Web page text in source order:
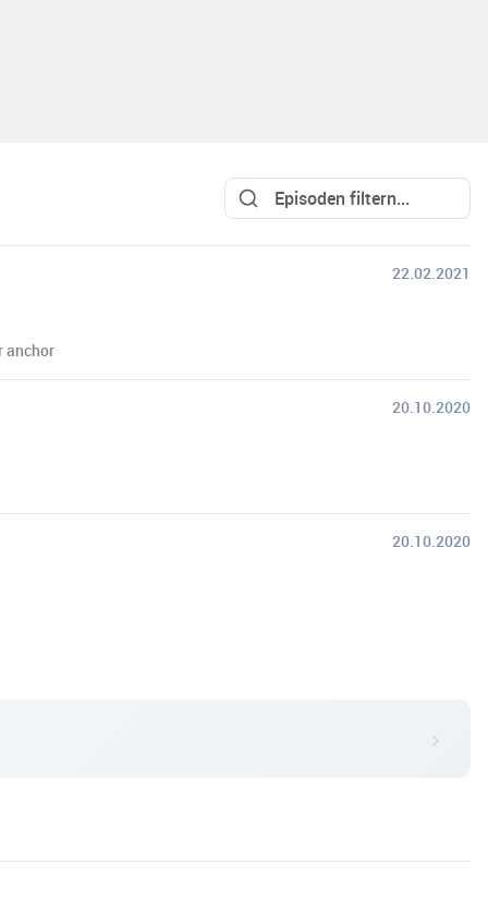
22.02.2021
anchor
20.10.2020
20.10.2020